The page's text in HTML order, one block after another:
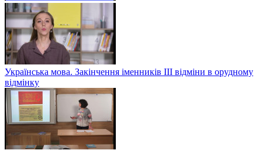
Українська мова. Закінчення іменників ІІІ відміни в орудному
відмінку